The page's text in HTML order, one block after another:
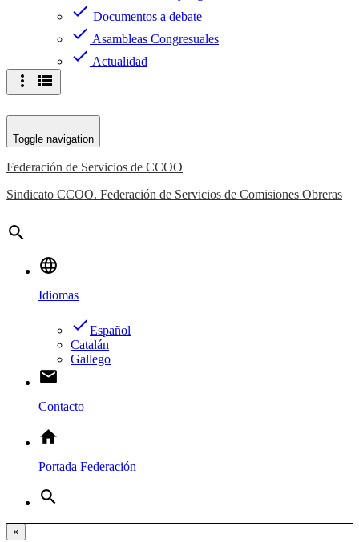
check Documentos a debate
check Asambleas Congresuales
check Actualidad
more_vert view_list
Toggle navigation
Federación de Servicios de CCOO
Sindicato CCOO. Federación de Servicios de Comisiones Obreras
search
language
Idiomas
doneEspañol
Catalán
Gallego
email
Contacto
home
Portada Federación
search
×